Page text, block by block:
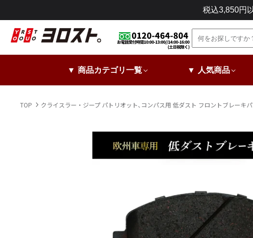
ツ
税込3,850円
▼ 商品カテゴリ一覧 ▼ 人気商品
TOP クライスラー・ジープ パトリオット､コンパス用 低ダスト フロントブレーキ